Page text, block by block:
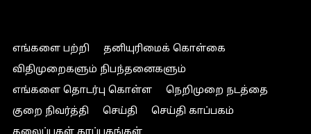
எங்களை பற்றி
தனியுரிமைக் கொள்கை
விதிமுறைகளும் நிபந்தனைகளும்
எங்களை தொடர்பு கொள்ள
நெறிமுறை நடத்தை
குறை நிவர்த்தி
செய்தி
செய்தி காப்பகம்